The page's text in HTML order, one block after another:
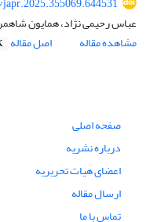
عباس رحیمی نژاد، همایون
مشاهده مقاله
اصل مقاله
صفحه اصلی
درباره نشریه
اعضای هیات تحریریه
ارسال مقاله
تماس با ما